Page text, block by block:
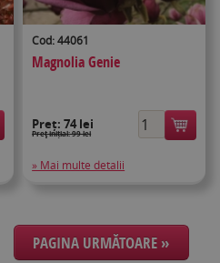
Cod: 44061
Magnolia Genie
Preț:74 lei
Preţ inițial: 99 lei
» Mai multe detalii
PAGINA URMĂTOARE »